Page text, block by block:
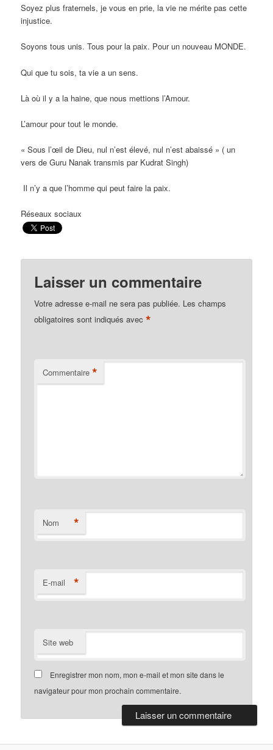
Soyez plus fraternels, je vous en prie, la vie ne mérite pas cette
injustice.
Soyons tous unis. Tous pour la paix. Pour un nouveau MONDE.
Qui que tu sois, ta vie a un sens.
Là où il y a la haine, que nous mettions l’Amour.
L’amour pour tout le monde.
« Sous l’œil de Dieu, nul n’est élevé, nul n’est abaissé » ( un
vers de Guru Nanak transmis par Kudrat Singh)
Il n’y a que l’homme qui peut faire la paix.
Réseaux sociaux
Laisser un commentaire
Votre adresse e-mail ne sera pas publiée. Les champs
obligatoires sont indiqués avec*
Commentaire *
Nom *
E-mail *
Site web
Enregistrer mon nom, mon e-mail et mon site dans le
navigateur pour mon prochain commentaire.